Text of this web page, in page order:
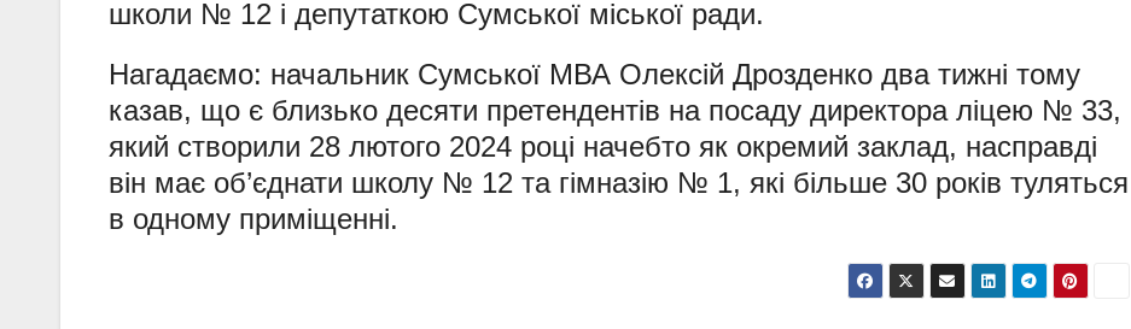
школи № 12 і депутаткою Сумської міської ради.
Нагадаємо: начальник Сумської МВА Олексій Дрозденко два тижні тому
казав, що є близько десяти претендентів на посаду директора ліцею № 33,
який створили 28 лютого 2024 році начебто як окремий заклад, насправді
він має об’єднати школу № 12 та гімназію № 1, які більше 30 років туляться
в одному приміщенні.